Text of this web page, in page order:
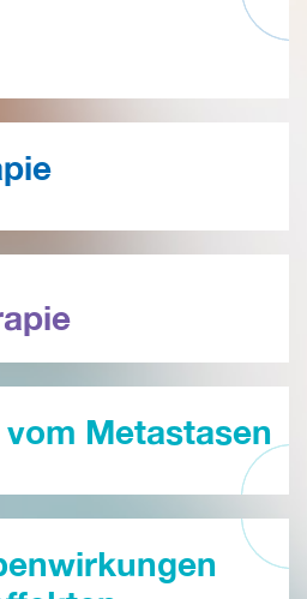
Metastasen